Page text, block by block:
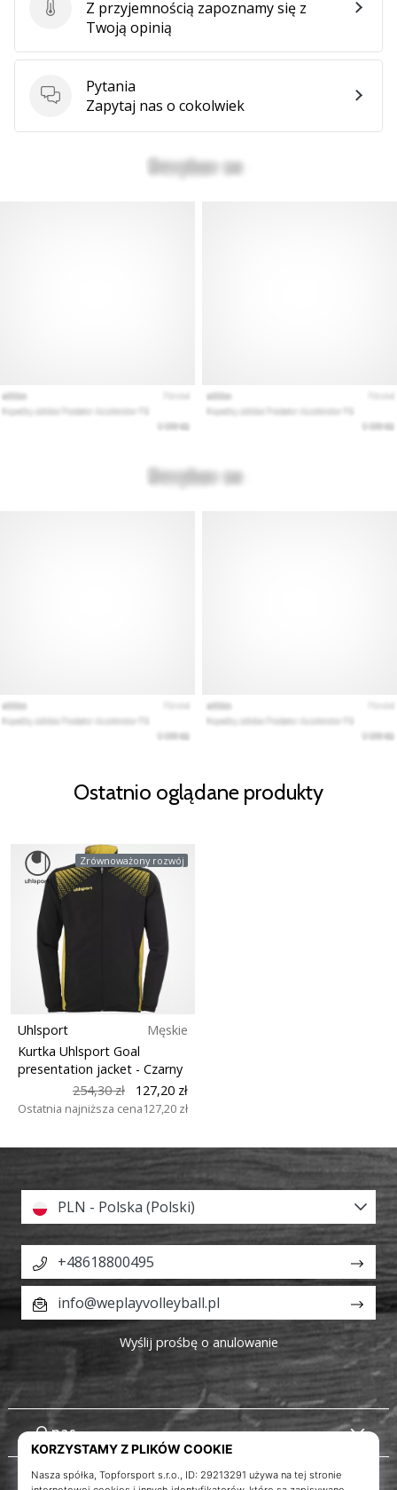
Ocena produktu
Z przyjemnością zapoznamy się z
Twoją opinią
Pytania
Pytania
Zapytaj nas o cokolwiek
Ostatnio oglądane produkty
Zrównoważony rozwój
Uhlsport
Męskie
Kurtka Uhlsport Goal
presentation jacket - Czarny
254,30 zł
127,20 zł
Ostatnia najniższa cena127,20 zł
O nas
Obsługa klienta
PLN - Polska (Polski)
+48618800495
info@weplayvolleyball.pl
Wyślij prośbę o anulowanie